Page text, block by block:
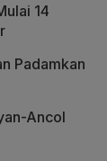
14
Padamkan
Ancol